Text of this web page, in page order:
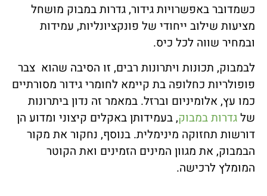
כשמדובר באפשרויות גידור, גדרות במבוק מושחל
מציעות שילוב ייחודי של פונקציונליות, עמידות
ובמחיר שווה לכל כיס.
לבמבוק, תכונות ויתרונות רבים, זו הסיבה שהוא צבר
פופולריות כחלופה בת קיימא לחומרי גידור מסורתיים
כמו עץ, אלומיניום וברזל. במאמר זה נדון ביתרונות
שלגדרות במבוק, בעמידותן באקלים קיצוני ומדוע הן
דורשות תחזוקה מינימלית. בנוסף, נחקור את מקור
הבמבוק, את מגוון המינים הזמינים ואת הקוטר
המומלץ לרכישה.